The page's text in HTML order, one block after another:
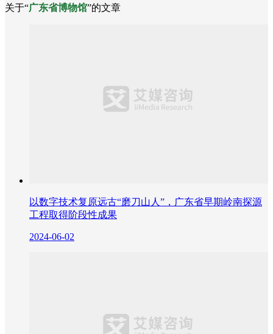
关于“广东省博物馆”的文章
以数字技术复原远古“磨刀山人”，广东省早期岭南探源
工程取得阶段性成果
2024-06-02